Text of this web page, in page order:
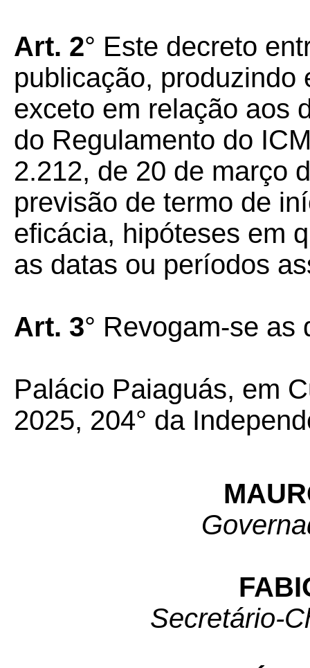
Art. 2° Este decreto
publicação, produzindo
exceto em relação aos
do Regulamento do
2.212, de 20 de março
previsão de termo de
eficácia, hipóteses em
as datas ou períodos
Art. 3° Revogam-se as
Palácio Paiaguás, em
2025, 204° da
Secretário-